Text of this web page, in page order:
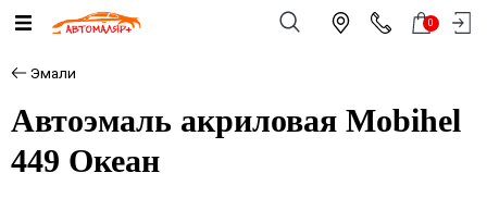
0
Эмали
Автоэмаль акриловая Mobihel
449 Океан